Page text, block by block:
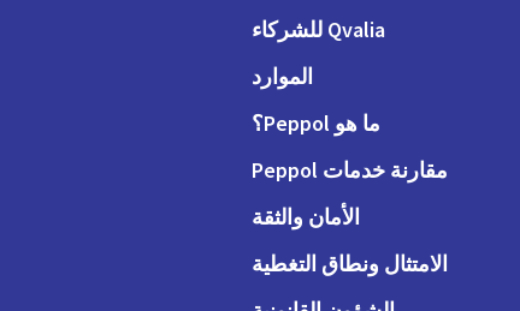
Qvalia للشركاء
الموارد
ما هو Peppol؟
مقارنة خدمات Peppol
الأمان والثقة
الامتثال ونطاق التغطية